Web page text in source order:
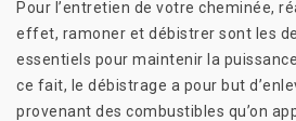
Pour l’entretien de votre cheminée,
effet, ramoner et débistrer sont les
essentiels pour maintenir la
ce fait, le débistrage a pour but
provenant des combustibles qu’on